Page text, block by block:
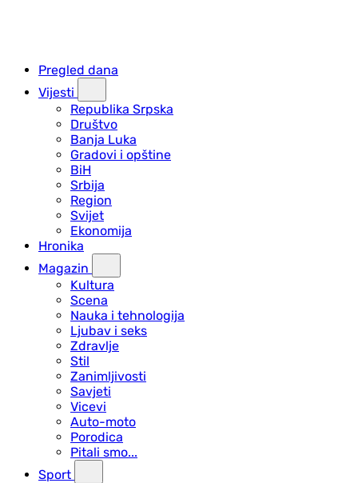
Pregled dana
Vijesti
Republika Srpska
Društvo
Banja Luka
Gradovi i opštine
BiH
Srbija
Region
Svijet
Ekonomija
Hronika
Magazin
Kultura
Scena
Nauka i tehnologija
Ljubav i seks
Zdravlje
Stil
Zanimljivosti
Savjeti
Vicevi
Auto-moto
Porodica
Pitali smo...
Sport